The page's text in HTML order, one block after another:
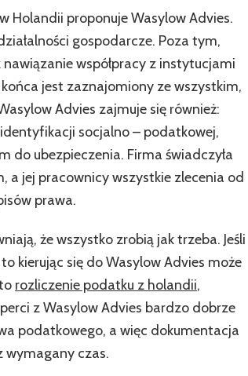
Holandii proponuje Wasylow Advies.
gospodarcze. Poza tym,
współpracy z instytucjami
jest zaznajomiony ze wszystkim,
Advies zajmuje się również:
socjalno – podatkowej,
do ubezpieczenia. Firma świadczyła
a jej pracownicy wszystkie zlecenia od
prawa.
że wszystko zrobią jak trzeba. Jeśli
kierując się do Wasylow Advies może
rozliczenie podatku z holandii,
z Wasylow Advies bardzo dobrze
podatkowego, a więc dokumentacja
wymagany czas.